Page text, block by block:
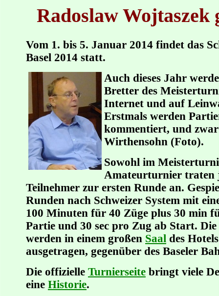
Radoslaw
Vom 1. bis 5. Januar 2014 findet das
Basel 2014 statt.
Auch dieses Jahr
Bretter des
Internet und auf
Erstmals werden
kommentiert, und
Wirthensohn (Foto).
Sowohl im
Amateurturnier traten
Teilnehmer zur ersten Runde an.
Runden nach Schweizer System mit
100 Minuten für 40 Züge plus 30 min
Partie und 30 sec pro Zug ab Start.
werden in einem großenSaaldes
ausgetragen, gegenüber des Baseler
Die offizielleTurnierseitebringt viele
eineHistorie.